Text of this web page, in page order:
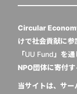
Circular
けで社会貢献に
「UU Fund 」を
NPO団体に寄付す
当サイトは、サ